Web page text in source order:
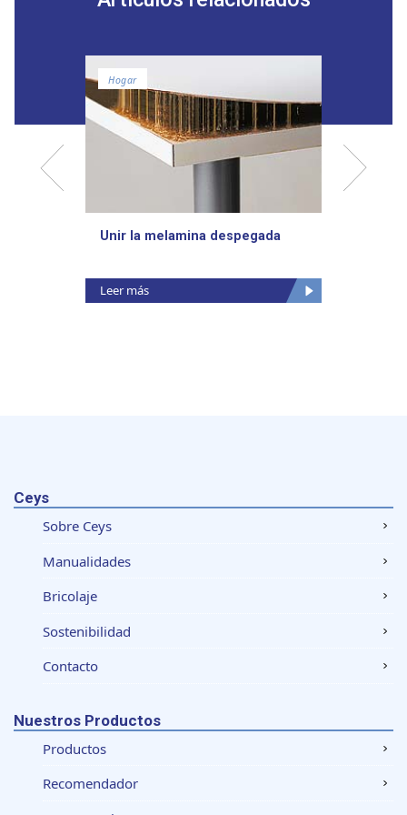
Hogar
Unir la melamina despegada
Leer más
Ceys
Sobre Ceys
Manualidades
Bricolaje
Sostenibilidad
Contacto
Nuestros Productos
Productos
Recomendador